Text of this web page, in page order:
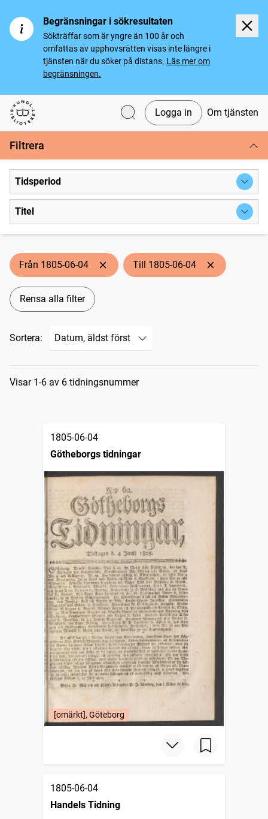
Begränsningar i sökresultaten
Sökträffar som är yngre än 100 år och
omfattas av upphovsrätten visas inte längre i
tjänsten när du söker på distans. Läs mer om
begränsningen.
Svenska tidningar
Logga in Om tjänsten
Filtrera
Tidsperiod
Titel
Från 1805-06-04 Till 1805-06-04
Rensa alla filter
Sortera:
Sökresultat
Visar 1-6 av 6 tidningsnummer
1805-06-04
Götheborgs tidningar
[omärkt], Göteborg
1805-06-04
Handels Tidning